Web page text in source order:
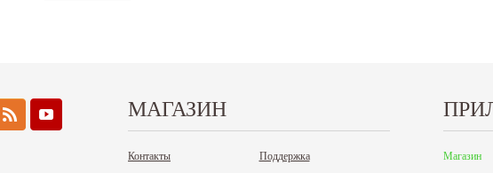
МАГАЗИН
Контакты Поддержка Магазин